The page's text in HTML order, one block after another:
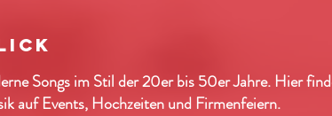
Songs im Stil der 20er bis 50er Jahre. Hier
auf Events, Hochzeiten und Firmenfeiern.